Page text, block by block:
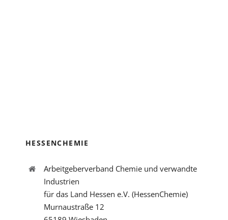
HESSENCHEMIE
Arbeitgeberverband Chemie und verwandte
Industrien
für das Land Hessen e.V. (HessenChemie)
Murnaustraße 12